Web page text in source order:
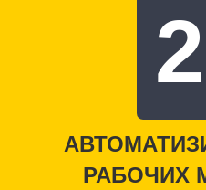
РАБОЧИХ